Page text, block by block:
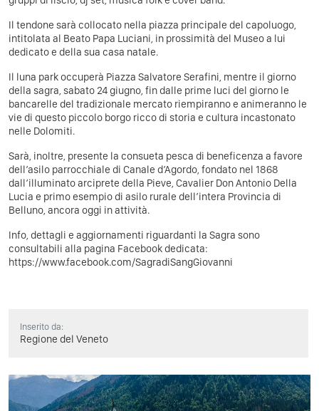
Il tendone sarà collocato nella piazza principale del capoluogo,
intitolata al Beato Papa Luciani, in prossimità del Museo a lui
dedicato e della sua casa natale.
Il luna park occuperà Piazza Salvatore Serafini, mentre il giorno
della sagra, sabato 24 giugno, fin dalle prime luci del giorno le
bancarelle del tradizionale mercato riempiranno e animeranno le
vie di questo piccolo borgo ricco di storia e cultura incastonato
nelle Dolomiti.
Sarà, inoltre, presente la consueta pesca di beneficenza a favore
dell’asilo parrocchiale di Canale d’Agordo, fondato nel 1868
dall’illuminato arciprete della Pieve, Cavalier Don Antonio Della
Lucia e primo esempio di asilo rurale dell’intera Provincia di
Belluno, ancora oggi in attività.
Info, dettagli e aggiornamenti riguardanti la Sagra sono
consultabili alla pagina Facebook dedicata:
https://www.facebook.com/SagradiSangGiovanni
Inserito da:
Regione del Veneto